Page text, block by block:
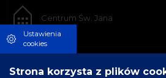
Centrum Św. Jana
Ustawienia
cookies
Strona korzysta z plików